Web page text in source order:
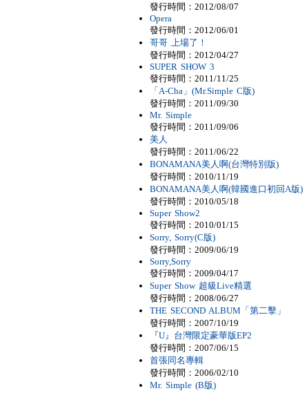
發行時間：2012/08/07
Opera
發行時間：2012/06/01
哥哥 上場了！
發行時間：2012/04/27
SUPER SHOW 3
發行時間：2011/11/25
「A-Cha」(Mr.Simple C版)
發行時間：2011/09/30
Mr. Simple
發行時間：2011/09/06
美人
發行時間：2011/06/22
BONAMANA美人啊(台灣特別版)
發行時間：2010/11/19
BONAMANA美人啊(韓國進口初回A版)
發行時間：2010/05/18
Super Show2
發行時間：2010/01/15
Sorry, Sorry(C版)
發行時間：2009/06/19
Sorry,Sorry
發行時間：2009/04/17
Super Show 超級Live精選
發行時間：2008/06/27
THE SECOND ALBUM「第二擊」
發行時間：2007/10/19
『U』台灣限定豪華版EP2
發行時間：2007/06/15
首張同名專輯
發行時間：2006/02/10
Mr. Simple (B版)